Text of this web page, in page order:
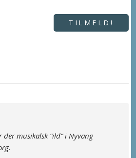
TILMELD!
der musikalsk ”ild” i Nyvang